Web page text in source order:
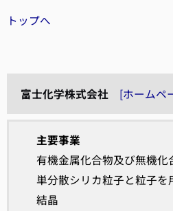
トップへ
富士化学株式会社 [ホームペ
主要事業
有機金属化合物及び無機化
単分散シリカ粒子と粒子を
結晶